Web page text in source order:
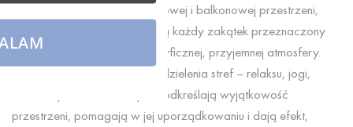
wpływają na oswojenie tarasowej i balkonowej przestrzeni,
dodając ciepła. Za ich sprawą każdy zakątek przeznaczony
do odpoczynku nabiera specyficznej, przyjemnej atmosfery.
Znakomicie nadają się do wydzielenia stref – relaksu, jogi,
tańca czy słuchania muzyki. Podkreślają wyjątkowość
przestrzeni, pomagają w jej uporządkowaniu i dają efekt,